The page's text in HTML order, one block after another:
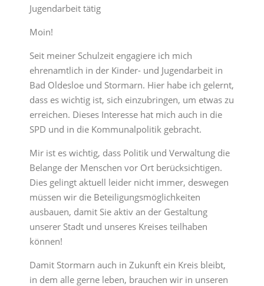
Jugendarbeit tätig
Moin!
Seit meiner Schulzeit engagiere ich mich
ehrenamtlich in der Kinder- und Jugendarbeit in
Bad Oldesloe und Stormarn. Hier habe ich gelernt,
dass es wichtig ist, sich einzubringen, um etwas zu
erreichen. Dieses Interesse hat mich auch in die
SPD und in die Kommunalpolitik gebracht.
Mir ist es wichtig, dass Politik und Verwaltung die
Belange der Menschen vor Ort berücksichtigen.
Dies gelingt aktuell leider nicht immer, deswegen
müssen wir die Beteiligungsmöglichkeiten
ausbauen, damit Sie aktiv an der Gestaltung
unserer Stadt und unseres Kreises teilhaben
können!
Damit Stormarn auch in Zukunft ein Kreis bleibt,
in dem alle gerne leben, brauchen wir in unseren